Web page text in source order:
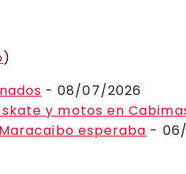
)
- 08/07/2026
y motos en
esperaba -